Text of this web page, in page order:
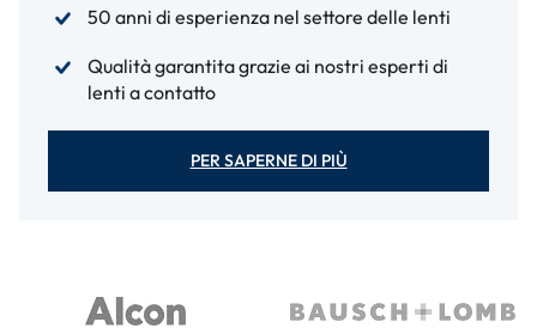
50 anni di esperienza nel settore delle lenti
Qualità garantita grazie ai nostri esperti di
lenti a contatto
PER SAPERNE DI PIÙ